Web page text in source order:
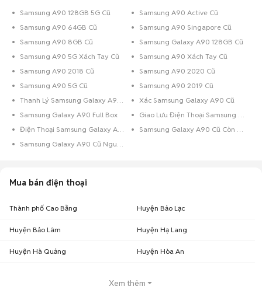
Samsung A90 128GB 5G Cũ
Samsung A90 Active Cũ
Samsung A90 64GB Cũ
Samsung A90 Singapore Cũ
Samsung A90 8GB Cũ
Samsung Galaxy A90 128GB Cũ
Samsung A90 5G Xách Tay Cũ
Samsung A90 Xách Tay Cũ
Samsung A90 2018 Cũ
Samsung A90 2020 Cũ
Samsung A90 5G Cũ
Samsung A90 2019 Cũ
Thanh Lý Samsung Galaxy A90 Cũ
Xác Samsung Galaxy A90 Cũ
Samsung Galaxy A90 Full Box
Giao Lưu Điện Thoại Samsung Galaxy A90
Điện Thoại Samsung Galaxy A90 Trả Góp
Samsung Galaxy A90 Cũ Còn Bảo Hành
Samsung Galaxy A90 Cũ Nguyên Zin
Mua bán điện thoại
Thành phố Cao Bằng Huyện Bảo Lạc
Huyện Bảo Lâm Huyện Hạ Lang
Huyện Hà Quảng Huyện Hòa An
Xem thêm